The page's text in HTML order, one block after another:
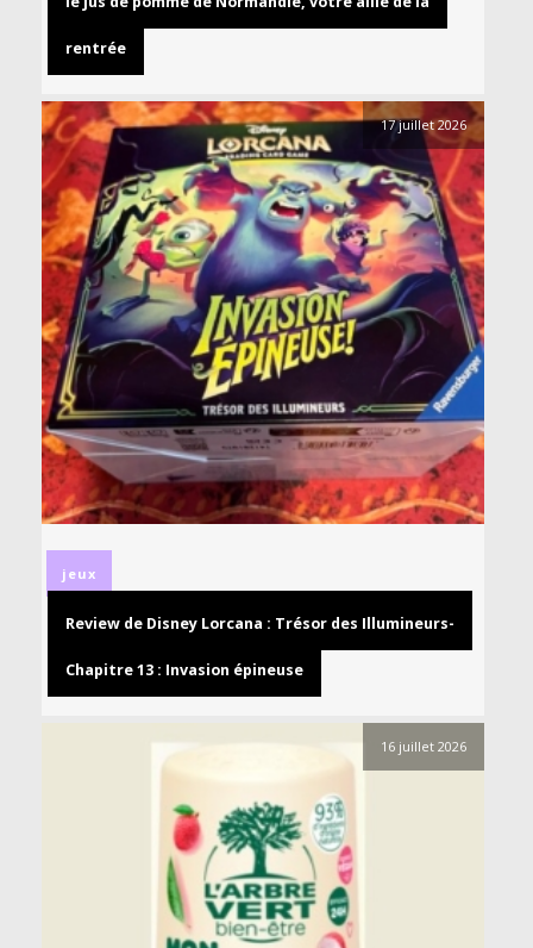
rentrée
17 juillet 2026
jeux
Review de Disney Lorcana : Trésor des Illumineurs-
Chapitre 13 : Invasion épineuse
16 juillet 2026